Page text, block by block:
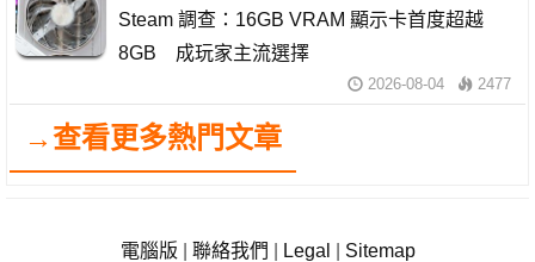
Steam 調查：16GB VRAM 顯示卡首度超越
8GB 成玩家主流選擇
2026-08-04 2477
→查看更多熱門文章
電腦版 聯絡我們 Legal
Sitemap